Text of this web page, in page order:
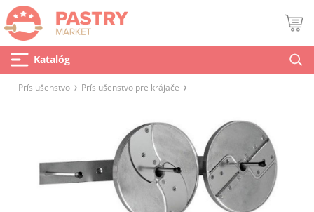
Katalóg
Príslušenstvo Príslušenstvo pre krájače